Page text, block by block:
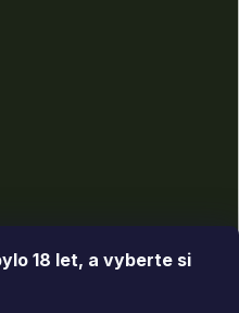
18 let, a vyberte si